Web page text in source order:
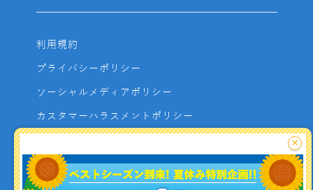
利用規約
プライバシーポリシー
ソーシャルメディアポリシー
カスタマーハラスメントポリシー
よくあるご質問
お問い合わせ
×